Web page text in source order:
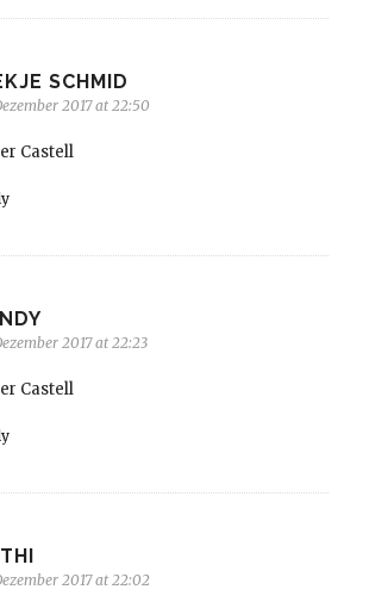
SCHMID
2017 at 22:50
Castell
2017 at 22:23
Castell
2017 at 22:02